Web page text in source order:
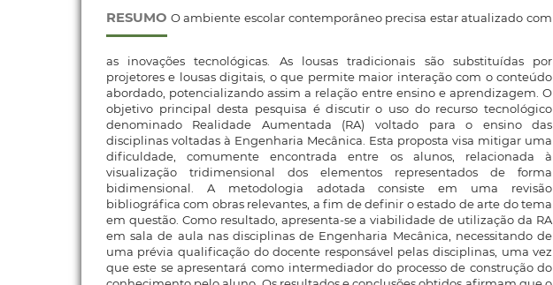
RESUMO O ambiente escolar contemporâneo precisa estar atualizado com
as inovações tecnológicas. As lousas tradicionais são substituídas por
projetores e lousas digitais, o que permite maior interação com o conteúdo
abordado, potencializando assim a relação entre ensino e aprendizagem. O
objetivo principal desta pesquisa é discutir o uso do recurso tecnológico
denominado Realidade Aumentada (RA) voltado para o ensino das
disciplinas voltadas à Engenharia Mecânica. Esta proposta visa mitigar uma
dificuldade, comumente encontrada entre os alunos, relacionada à
visualização tridimensional dos elementos representados de forma
bidimensional. A metodologia adotada consiste em uma revisão
bibliográfica com obras relevantes, a fim de definir o estado de arte do tema
em questão. Como resultado, apresenta-se a viabilidade de utilização da RA
em sala de aula nas disciplinas de Engenharia Mecânica, necessitando de
uma prévia qualificação do docente responsável pelas disciplinas, uma vez
que este se apresentará como intermediador do processo de construção do